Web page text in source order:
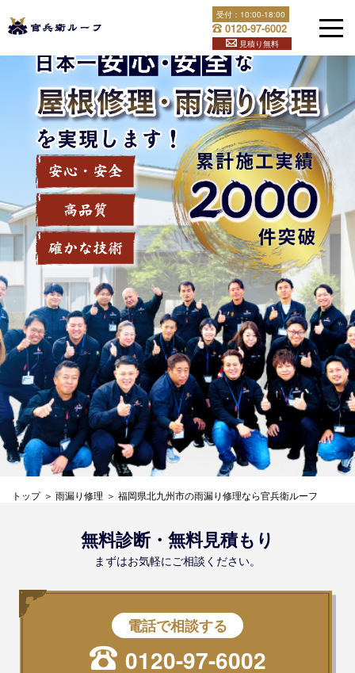
to
content
0120-97-6002
受付： 10:00-18:00
見積り無料
官兵衛ルーフは福岡県全土と下関で屋根修理・雨漏り修理を
行っております！屋根のことでお困りなら官兵衛ルーフへ！
トップ 雨漏り修理 福岡県北九州市の雨漏り修理なら官兵衛ルーフ
無料診断・無料見積もり
まずはお気軽にご相談ください。
電話で相談する
0120-97-6002